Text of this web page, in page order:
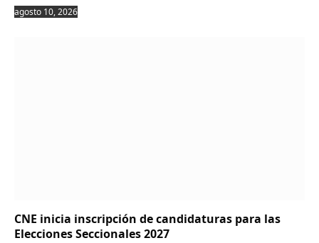
agosto 10, 2026
CNE inicia inscripción de candidaturas para las
Elecciones Seccionales 2027